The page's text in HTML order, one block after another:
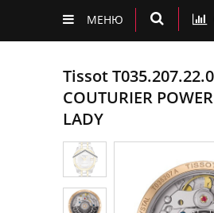
МЕНЮ
Tissot
COUTURIER
LADY